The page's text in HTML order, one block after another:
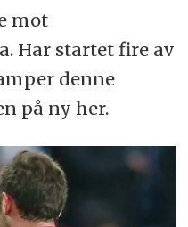
mot
Har startet fire av
denne
på ny her.